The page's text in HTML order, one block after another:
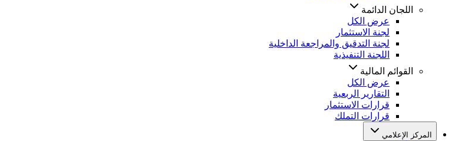
اللجان الدائمة
عرض الكل
لجنة الاستثمار
لجنة التدقيق والمراجعة الداخلية
اللجنة التنفيذية
القوائم المالية
عرض الكل
التقارير الربعية
قرارات الاستثمار
قرارات التملك
المركز الإعلامي